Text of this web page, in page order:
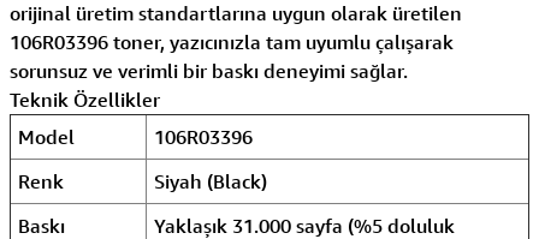
orijinal üretim standartlarına uygun olarak üretilen
106R03396 toner, yazıcınızla tam uyumlu çalışarak
sorunsuz ve verimli bir baskı deneyimi sağlar.
Teknik Özellikler
Model
106R03396
Renk
Siyah (Black)
Baskı
Yaklaşık 31.000 sayfa (%5 doluluk